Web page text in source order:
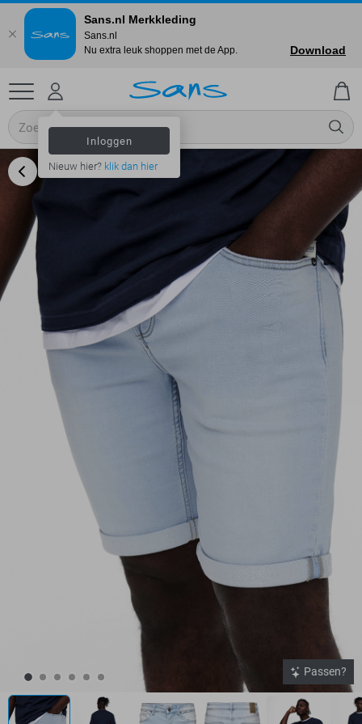
Inloggen
Nieuw hier? klik dan hier
Passen?
Sans.nl Merkkleding
Sans.nl
Nu extra leuk shoppen met de App.
Download